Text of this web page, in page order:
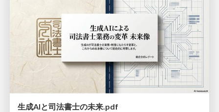
生成AIと司法書士の未来.pdf